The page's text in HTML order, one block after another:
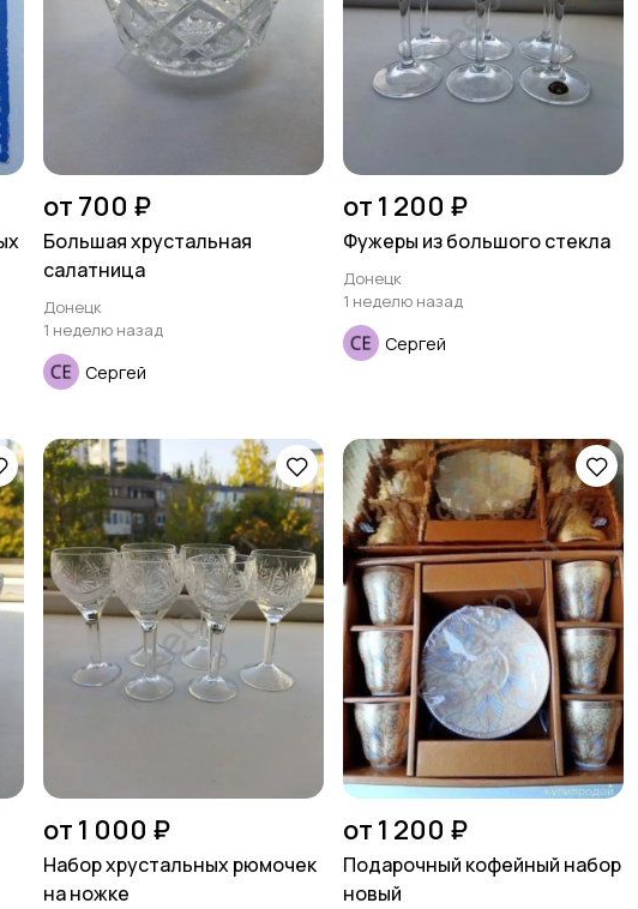
от 700 ₽
Большая хрустальная
салатница
Донецк
1 неделю назад
Сергей
от 1 200 ₽
Фужеры из большого стекла
Донецк
1 неделю назад
Сергей
от 1 000 ₽
Набор хрустальных рюмочек
на ножке
от 1 200 ₽
Подарочный кофейный набор
новый